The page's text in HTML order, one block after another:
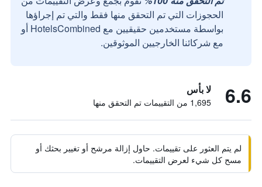
الحجوزات التي تم التحقق منها فقط والتي تم إجراؤها
بواسطة مستخدمين حقيقيين مع HotelsCombined أو
مع شركائنا الخارجيين الموثوقين.
6.6 لا بأس
1,695 من التقييمات تم التحقق منها
لم يتم العثور على تقييمات. حاول إزالة مرشح أو تغيير بحثك أو
مسح كل شيء لعرض التقييمات.